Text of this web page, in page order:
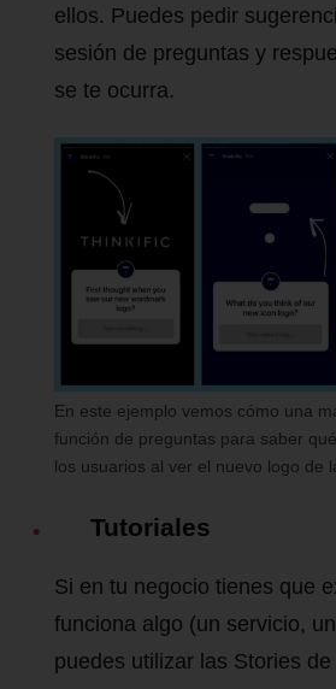
ellos. Puedes pedir
sesión de preguntas y
se te ocurra.
En este ejemplo vemos cómo una
función de preguntas para saber
los usuarios al ver el nuevo logo de
Tutoriales
Si en tu negocio tienes que
funciona algo (un servicio,
puedes utilizar las Stories